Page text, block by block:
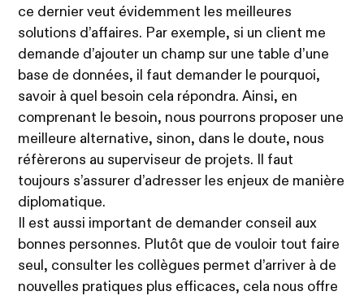
ce dernier veut évidemment les meilleures
solutions d’affaires. Par exemple, si un client me
demande d’ajouter un champ sur une table d’une
base de données, il faut demander le pourquoi,
savoir à quel besoin cela répondra. Ainsi, en
comprenant le besoin, nous pourrons proposer une
meilleure alternative, sinon, dans le doute, nous
réfèrerons au superviseur de projets. Il faut
toujours s’assurer d’adresser les enjeux de manière
diplomatique.
Il est aussi important de demander conseil aux
bonnes personnes. Plutôt que de vouloir tout faire
seul, consulter les collègues permet d’arriver à de
nouvelles pratiques plus efficaces, cela nous offre